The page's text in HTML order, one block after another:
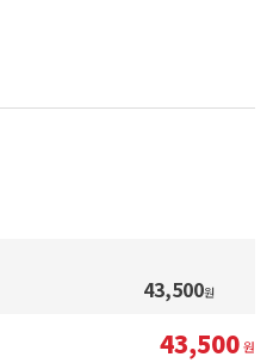
43,500원
43,500원